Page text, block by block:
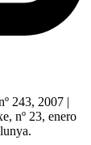
243, 2007 |
nº 23, enero